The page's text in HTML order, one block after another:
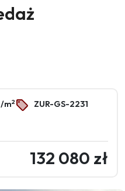
m2 ZUR-GS-2231
132 080 zł